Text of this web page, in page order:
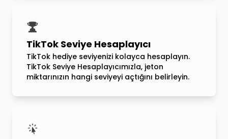
TikTok Seviye Hesaplayıcı
TikTok hediye seviyenizi kolayca hesaplayın.
TikTok Seviye Hesaplayıcımızla, jeton
miktarınızın hangi seviyeyi açtığını belirleyin.